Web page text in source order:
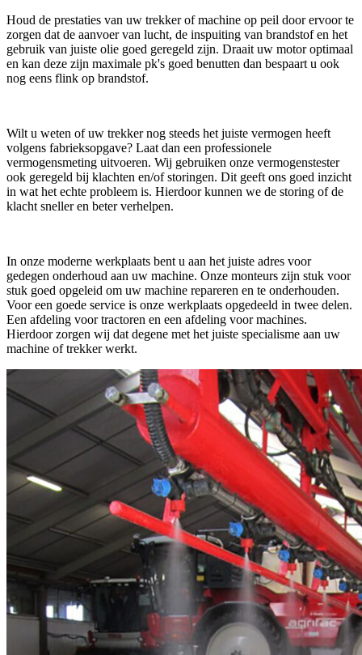
Houd de prestaties van uw trekker of machine op peil door ervoor te
zorgen dat de aanvoer van lucht, de inspuiting van brandstof en het
gebruik van juiste olie goed geregeld zijn. Draait uw motor optimaal
en kan deze zijn maximale pk's goed benutten dan bespaart u ook
nog eens flink op brandstof.
Wilt u weten of uw trekker nog steeds het juiste vermogen heeft
volgens fabrieksopgave? Laat dan een professionele
vermogensmeting uitvoeren. Wij gebruiken onze vermogenstester
ook geregeld bij klachten en/of storingen. Dit geeft ons goed inzicht
in wat het echte probleem is. Hierdoor kunnen we de storing of de
klacht sneller en beter verhelpen.
In onze moderne werkplaats bent u aan het juiste adres voor
gedegen onderhoud aan uw machine. Onze monteurs zijn stuk voor
stuk goed opgeleid om uw machine repareren en te onderhouden.
Voor een goede service is onze werkplaats opgedeeld in twee delen.
Een afdeling voor tractoren en een afdeling voor machines.
Hierdoor zorgen wij dat degene met het juiste specialisme aan uw
machine of trekker werkt.